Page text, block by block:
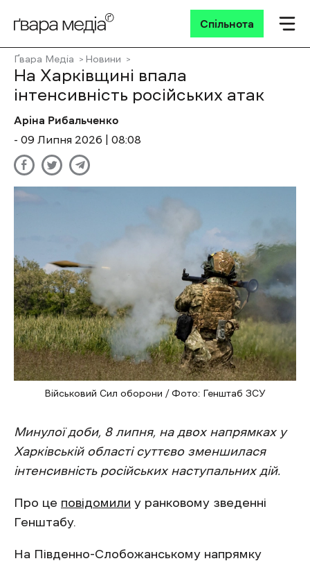
Спільнота
Ґвара Медіа Новини
На Харківщині впала
інтенсивність російських атак
Аріна Рибальченко
- 09 Липня 2026 | 08:08
Військовий Сил оборони / Фото: Генштаб ЗСУ
Минулої доби, 8 липня, на двох напрямках у
Харківській області суттєво зменшилася
інтенсивність російських наступальних дій.
Про це повідомили у ранковому зведенні
Генштабу.
На Південно-Слобожанському напрямку